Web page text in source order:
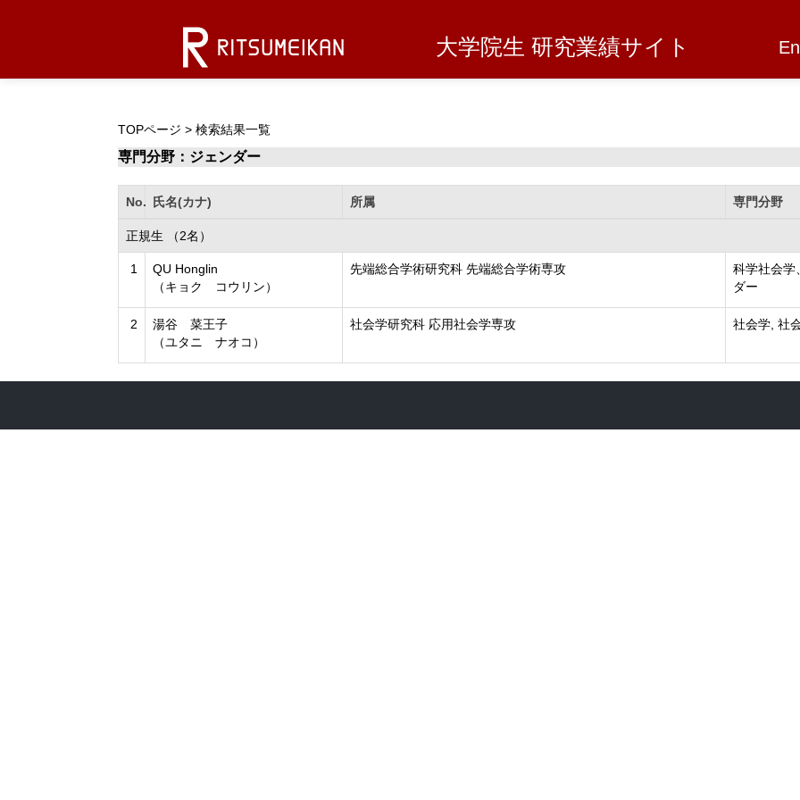
大学院生 研究業績サイト
TOPページ > 検索結果一覧
専門分野：ジェンダー
No. 氏名(カナ) 所属 専門分野
正規生 （2名）
1
QU Honglin
（キョク コウリン）
先端総合学術研究科 先端総合学術専攻
科学社会学
ダー
2
湯谷 菜王子
（ユタニ ナオコ）
社会学研究科 応用社会学専攻 社会学, 社